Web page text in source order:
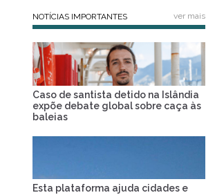
NOTÍCIAS IMPORTANTES ver mais
Caso de santista detido na Islândia
expõe debate global sobre caça às
baleias
Esta plataforma ajuda cidades e